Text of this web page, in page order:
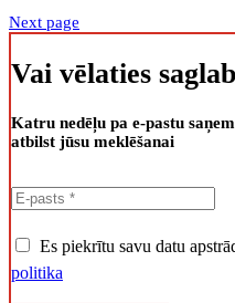
Next page
Vai vēlaties
Katru nedēļu pa e-pastu
atbilst jūsu meklēšanai
Es piekrītu savu datu
politika